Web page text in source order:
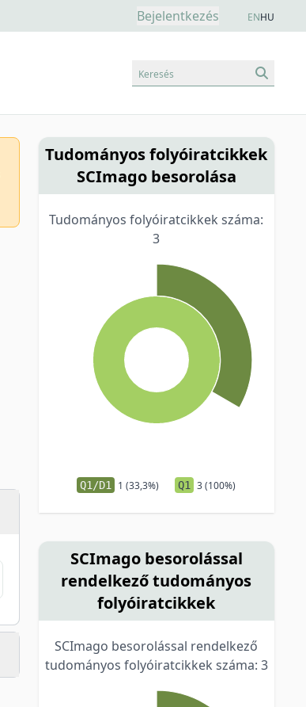
Bejelentkezés ENHU
Keresés
Tudományos folyóiratcikkek
SCImago besorolása
Tudományos folyóiratcikkek száma:
3
Q1/D1 1 (33,3%) Q1 3 (100%)
SCImago besorolással
rendelkező tudományos
folyóiratcikkek
SCImago besorolással rendelkező
tudományos folyóiratcikkek száma: 3